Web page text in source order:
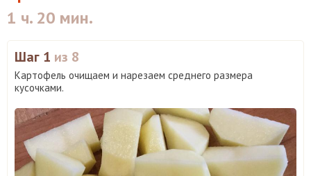
1 ч. 20 мин.
Шаг 1 из 8
Картофель очищаем и нарезаем среднего размера
кусочками.